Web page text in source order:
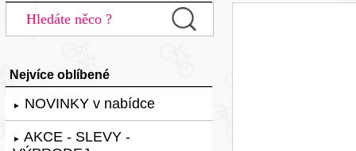
Nejvíce oblíbené
► NOVINKY v nabídce
► AKCE - SLEVY -